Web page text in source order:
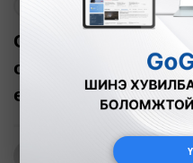
Суррон унаж
оролцсоны улмаас
өртжээ